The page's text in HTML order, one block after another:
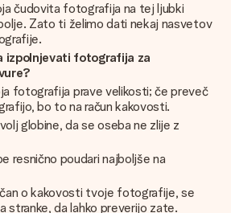
čudovita fotografija na tej ljubki
Zato ti želimo dati nekaj nasvetov
izpolnjevati fotografija za
fotografija prave velikosti; če preveč
bo to na račun kakovosti.
globine, da se oseba ne zlije z
resnično poudari najboljše na
o kakovosti tvoje fotografije, se
stranke, da lahko preverijo zate.